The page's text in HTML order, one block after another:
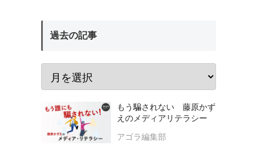
過去の記事
もう騙されない 藤原かず
えのメディアリテラシー
アゴラ編集部